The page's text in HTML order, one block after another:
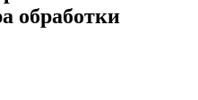
обработки